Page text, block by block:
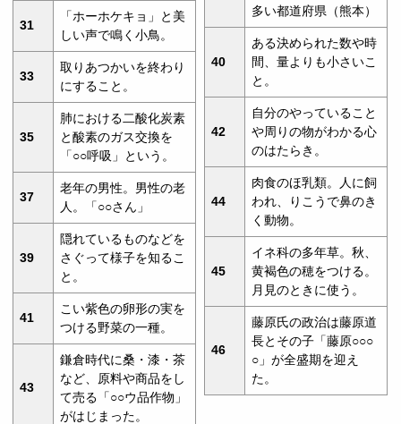
31
「ホーホケキョ」と美
しい声で鳴く小鳥。
33
取りあつかいを終わり
にすること。
35
肺における二酸化炭素
と酸素のガス交換を
「○○呼吸」という。
37
老年の男性。男性の老
人。「○○さん」
39
隠れているものなどを
さぐって様子を知るこ
と。
41
こい紫色の卵形の実を
つける野菜の一種。
43
鎌倉時代に桑・漆・茶
など、原料や商品をし
て売る「○○ウ品作物」
がはじまった。
多い都道府県（熊本）
40
ある決められた数や時
間、量よりも小さいこ
と。
42
自分のやっていること
や周りの物がわかる心
のはたらき。
44
肉食のほ乳類。人に飼
われ、りこうで鼻のき
く動物。
45
イネ科の多年草。秋、
黄褐色の穂をつける。
月見のときに使う。
46
藤原氏の政治は藤原道
長とその子「藤原○○○
○」が全盛期を迎え
た。